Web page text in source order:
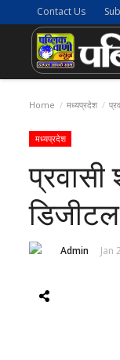
Contact Us
Home मध्यप्रदेश
मध्यप्रदेश
Admin Jan